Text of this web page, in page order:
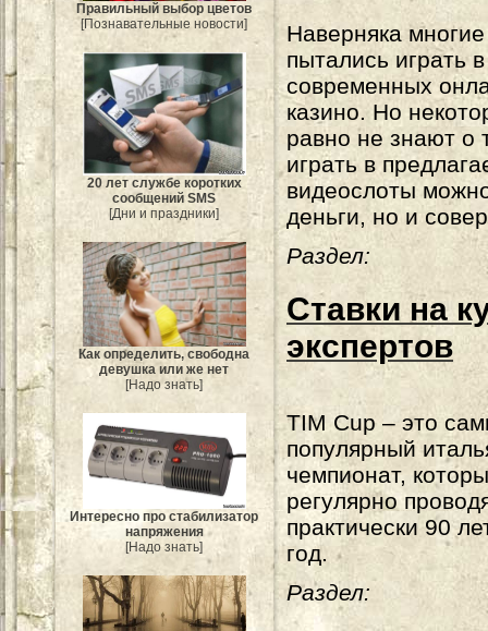
Правильный выбор цветов
[Познавательные новости]
20 лет службе коротких
сообщений SMS
[Дни и праздники]
Как определить, свободна
девушка или же нет
[Надо знать]
Интересно про стабилизатор
напряжения
[Надо знать]
Наверняка
пытались играть в
современных
казино. Но
равно не знают о
играть в
видеослоты
деньги, но и
Раздел:
Ставки на
экспертов
TIM Cup – это
популярный
чемпионат,
регулярно
практически 90
год.
Раздел: